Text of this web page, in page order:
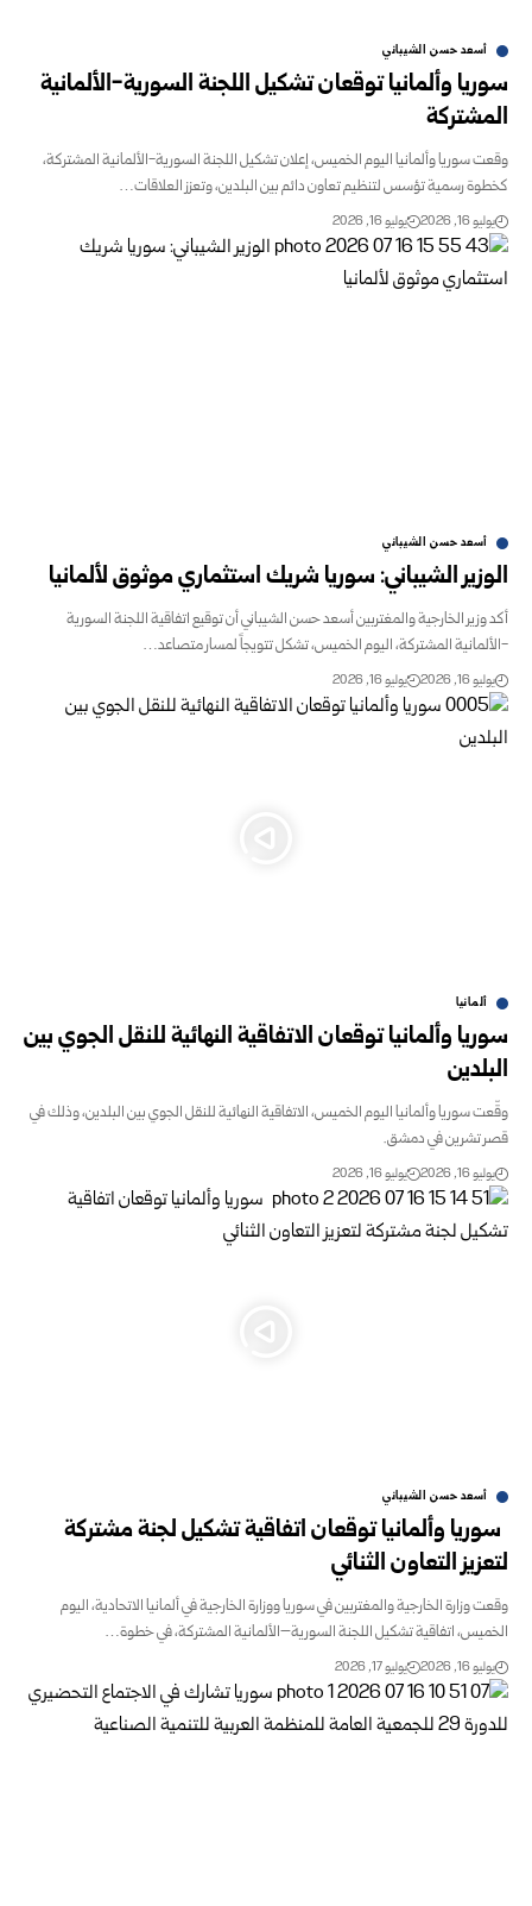
أسعد حسن الشيباني
سوريا وألمانيا توقعان تشكيل اللجنة السورية-الألمانية
المشتركة
وقعت سوريا وألمانيا اليوم الخميس، إعلان ‏تشكيل اللجنة السورية-الألمانية المشتركة،
كخطوة رسمية تؤسس لتنظيم تعاون دائم ‏بين ‏البلدين، وتعزز العلاقات…
يوليو 16, 2026 يوليو 16, 2026
أسعد حسن الشيباني
الوزير الشيباني: سوريا شريك استثماري موثوق لألمانيا
أكد وزير الخارجية والمغتربين أسعد حسن الشيباني أن توقيع اتفاقية اللجنة السورية
-الألمانية المشتركة، اليوم الخميس، تشكل تتويجاً لمسار متصاعد…
يوليو 16, 2026 يوليو 16, 2026
ألمانيا
سوريا وألمانيا توقعان الاتفاقية النهائية للنقل الجوي بين
البلدين
وقّعت سوريا وألمانيا اليوم الخميس، الاتفاقية النهائية للنقل الجوي بين البلدين، وذلك في
قصر تشرين في دمشق.
يوليو 16, 2026 يوليو 16, 2026
أسعد حسن الشيباني
سوريا وألمانيا توقعان اتفاقية تشكيل لجنة مشتركة
لتعزيز التعاون الثنائي
وقعت وزارة الخارجية والمغتربين في سوريا ووزارة الخارجية في ألمانيا الاتحادية، اليوم
الخميس، اتفاقية تشكيل اللجنة السورية–الألمانية المشتركة، في خطوة…
يوليو 16, 2026 يوليو 17, 2026